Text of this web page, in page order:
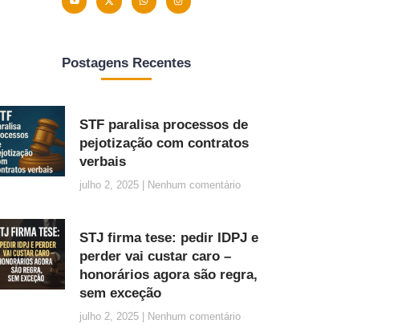
Postagens Recentes
STF paralisa processos de
pejotização com contratos
verbais
julho 2, 2025 Nenhum comentário
STJ firma tese: pedir IDPJ e
perder vai custar caro –
honorários agora são regra,
sem exceção
julho 2, 2025 Nenhum comentário